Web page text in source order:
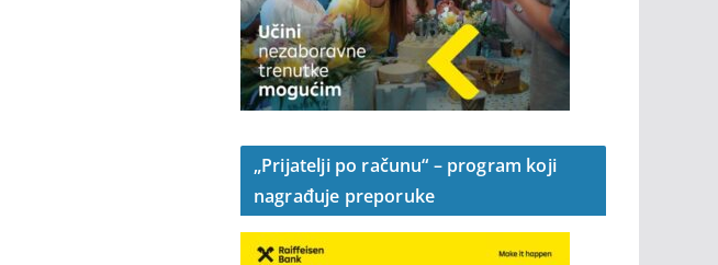
„Prijatelji po računu“ – program koji
nagrađuje preporuke